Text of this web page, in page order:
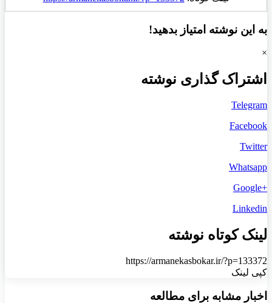
به این نوشته امتیاز بدهید!
×
اشتراک گذاری نوشته
Telegram
Facebook
Twitter
Whatsapp
+Google
Linkedin
لینک کوتاه نوشته
https://armanekasbokar.ir/?p=133372
کپی لینک
اخبار مشابه برای مطالعه